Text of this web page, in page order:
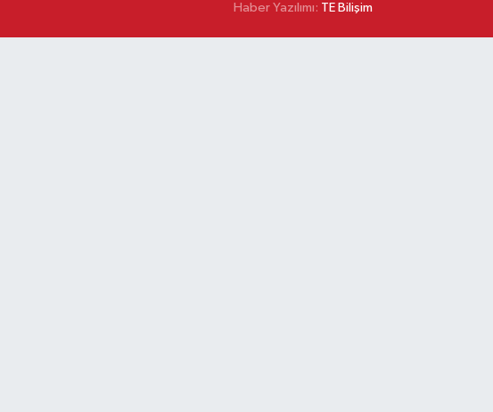
Haber Yazılımı: TE Bilişim